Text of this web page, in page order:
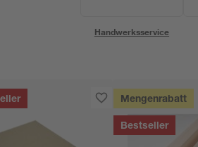
Handwerksservice
Mengenrabatt
Bestseller